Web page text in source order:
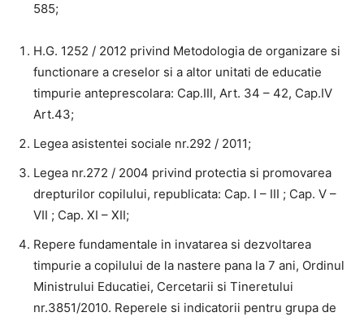
585;
H.G. 1252 / 2012 privind Metodologia de organizare si
functionare a creselor si a altor unitati de educatie
timpurie anteprescolara: Cap.III, Art. 34 – 42, Cap.IV
Art.43;
Legea asistentei sociale nr.292 / 2011;
Legea nr.272 / 2004 privind protectia si promovarea
drepturilor copilului, republicata: Cap. I – III ; Cap. V –
VII ; Cap. XI – XII;
Repere fundamentale in invatarea si dezvoltarea
timpurie a copilului de la nastere pana la 7 ani, Ordinul
Ministrului Educatiei, Cercetarii si Tineretului
nr.3851/2010. Reperele si indicatorii pentru grupa de